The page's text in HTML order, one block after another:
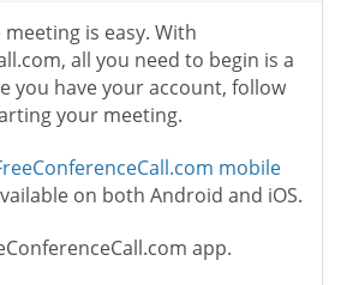
is easy. With
all you need to begin is a
you have your account, follow
your meeting.
mobile
on both Android and iOS.
app.